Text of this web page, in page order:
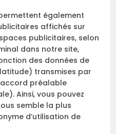
également
affichés sur
publicitaires, selon
dans notre site,
des données de
transmises par
préalable
Ainsi, vous pouvez
semble la plus
d’utilisation de